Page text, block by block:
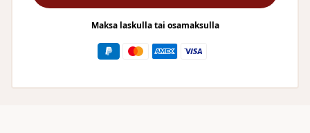
Maksa laskulla tai osamaksulla